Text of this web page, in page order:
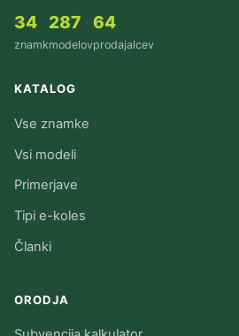
34
znamk
287
modelov
64
prodajalcev
KATALOG
Vse znamke
Vsi modeli
Primerjave
Tipi e-koles
Članki
ORODJA